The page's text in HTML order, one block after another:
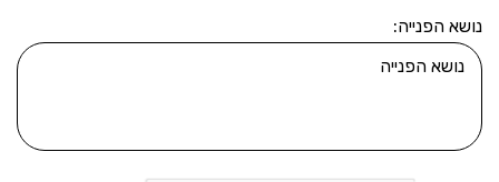
נושא הפנייה: